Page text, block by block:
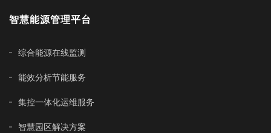
智慧能源管理平台
综合能源在线监测
能效分析节能服务
集控一体化运维服务
智慧园区解决方案